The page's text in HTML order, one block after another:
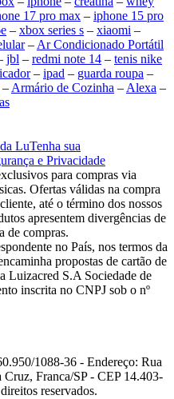
17 pro max – iphone 15 pro
– xbox series s – xiaomi –
– Ar Condicionado Portátil
jbl – redmi note 14 – tenis nike
– ipad – guarda roupa –
– Armário de Cozinha – Alexa –
LuTenha sua
e Privacidade
para compras via
Ofertas válidas na compra
até o término dos nossos
apresentem divergências de
de compras.
no País, nos termos da
propostas de cartão de
Luizacred S.A Sociedade de
inscrita no CNPJ sob o nº
1088-36 - Endereço: Rua
Franca/SP - CEP 14.403-
reservados.